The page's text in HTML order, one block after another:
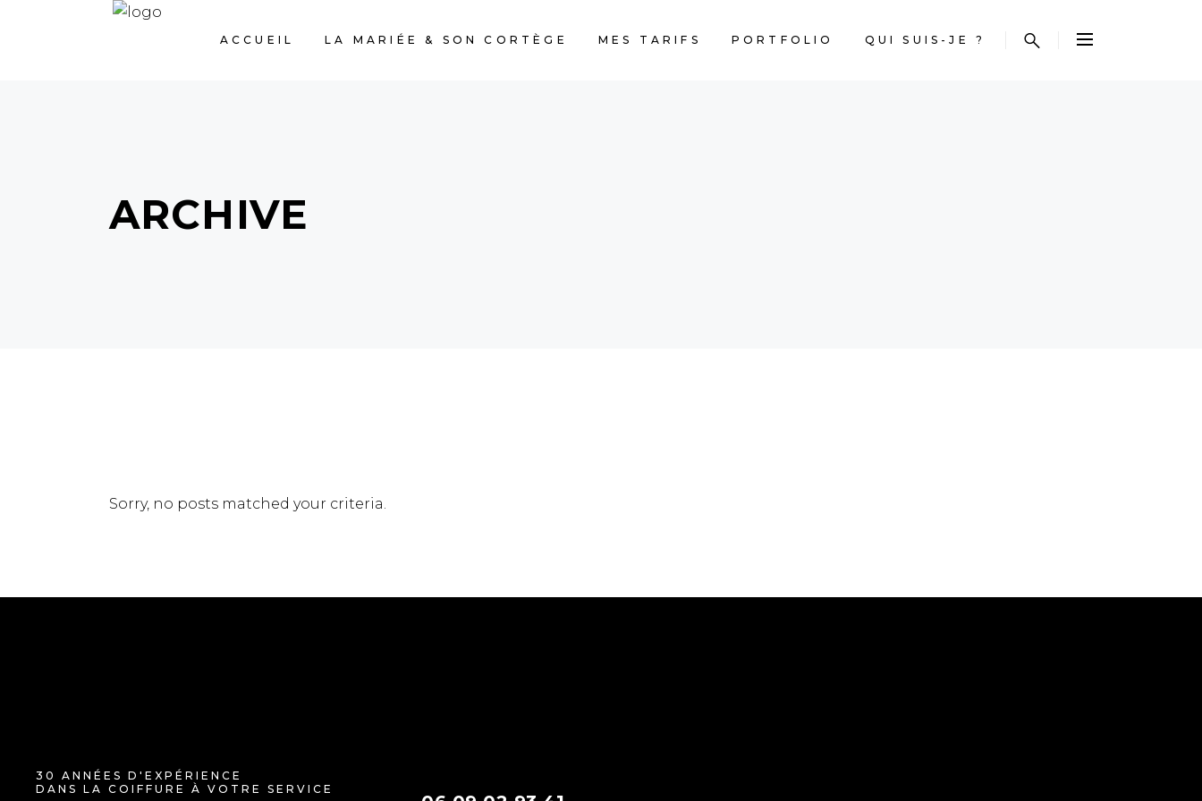
ACCUEIL LA MARIÉE & SON CORTÈGE MES TARIFS PORTFOLIO QUI SUIS-JE ?
ARCHIVE
Sorry, no posts matched your criteria.
30 ANNÉES D'EXPÉRIENCE
DANS LA COIFFURE À VOTRE SERVICE